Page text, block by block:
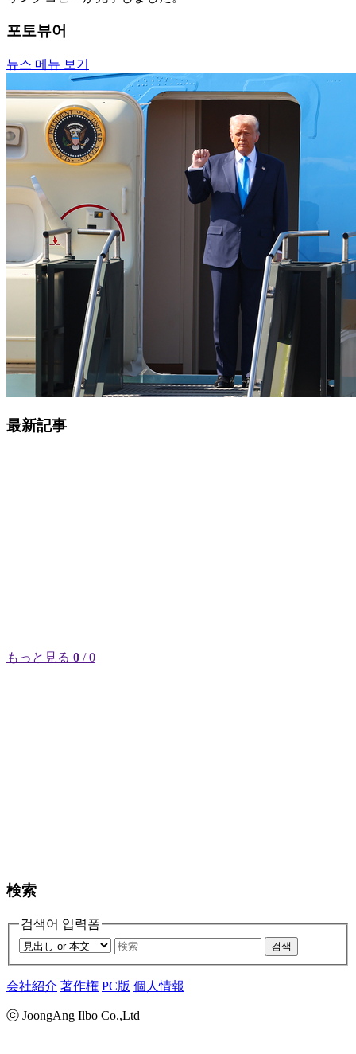
포토뷰어
뉴스 메뉴 보기
最新記事
もっと見る 0 / 0
検索
검색어 입력폼
검색
会社紹介 著作権 PC版 個人情報
ⓒ JoongAng Ilbo Co.,Ltd